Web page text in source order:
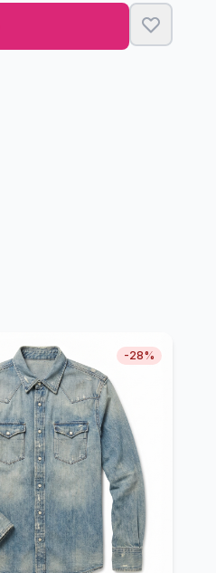
-28%